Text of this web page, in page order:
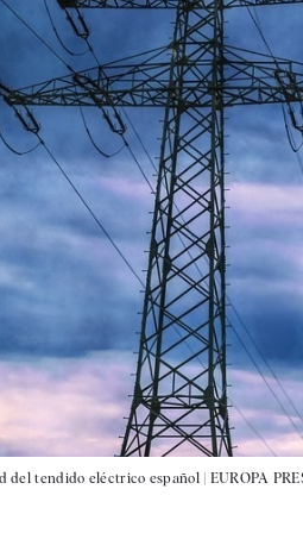
del tendido eléctrico español | EUROPA